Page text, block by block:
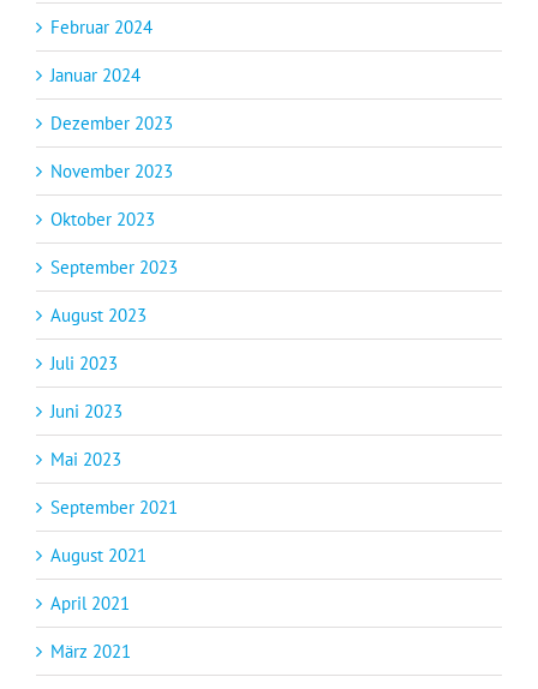
Februar 2024
Januar 2024
Dezember 2023
November 2023
Oktober 2023
September 2023
August 2023
Juli 2023
Juni 2023
Mai 2023
September 2021
August 2021
April 2021
März 2021